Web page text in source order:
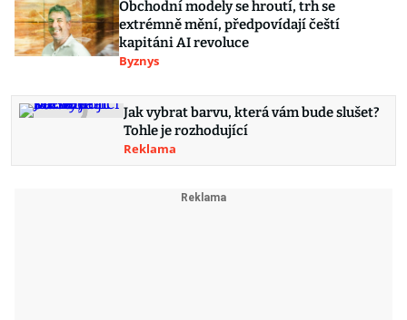
Obchodní modely se hroutí, trh se
extrémně mění, předpovídají čeští
kapitáni AI revoluce
Byznys
Jak vybrat barvu, která vám bude slušet?
Tohle je rozhodující
Reklama